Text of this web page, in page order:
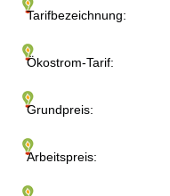
Tarifbezeichnung:
Ökostrom-Tarif:
Grundpreis:
Arbeitspreis: